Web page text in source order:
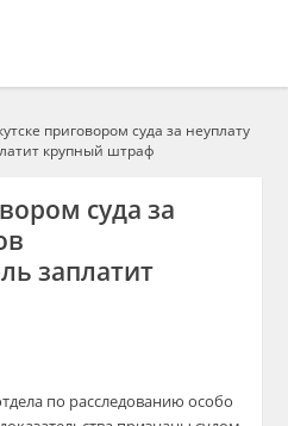
приговором суда за неуплату
крупный штраф
суда за
заплатит
по расследованию особо